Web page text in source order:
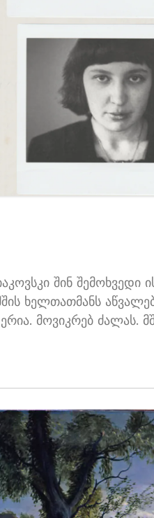
შინ შემოხვედი
ხელთათმანს
მოვიკრებ ძალას.